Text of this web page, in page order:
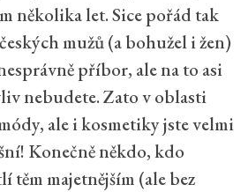
několika let. Sice pořád tak
mužů (a bohužel i žen)
příbor, ale na to asi
nebudete. Zato v oblasti
ale i kosmetiky jste velmi
Konečně někdo, kdo
těm majetnějším (ale bez